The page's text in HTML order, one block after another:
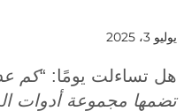
يومًا: “كم عدد
مجموعة أدوات